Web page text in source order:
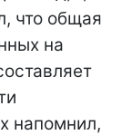
что общая
на
напомнил,